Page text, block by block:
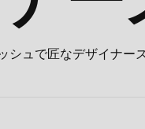
シュで匠なデザイナー